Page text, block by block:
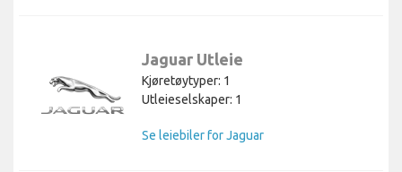
Jaguar Utleie
Kjøretøytyper: 1
Utleieselskaper: 1
Se leiebiler for Jaguar